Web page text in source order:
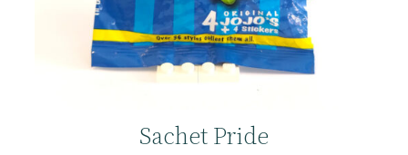
Sachet Pride